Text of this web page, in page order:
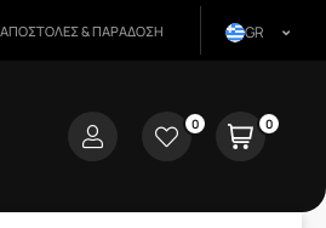
ΑΠΟΣΤΟΛΈΣ & ΠΑΡΆΔΟΣΗ GR
user wishlist
0 0